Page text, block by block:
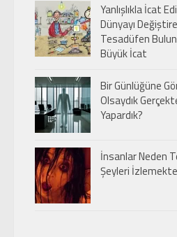
Yanlışlıkla İcat
Dünyayı
Tesadüfen
Büyük İcat
Bir Günlüğüne
Olsaydık
Yapardık?
İnsanlar Neden
Şeyleri